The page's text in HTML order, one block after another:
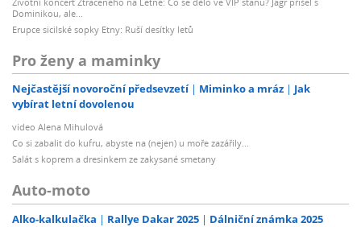
Dominikou, ale...
Erupce sicilské sopky Etny: Ruší desítky letů
Pro ženy a maminky
Nejčastější novoroční předsevzetí Miminko a mráz
Jak
vybírat letní dovolenou
video Alena Mihulová
Co si zabalit do kufru, abyste na (nejen) u moře zazářily...
Salát s koprem a dresinkem ze zakysané smetany
Auto-moto
Alko-kalkulačka Rallye Dakar 2025 Dálniční známka 2025